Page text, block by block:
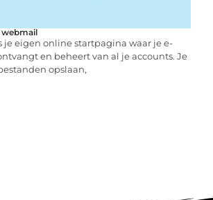
je eigen online startpagina waar je e-
en beheert van al je accounts. Je
opslaan,